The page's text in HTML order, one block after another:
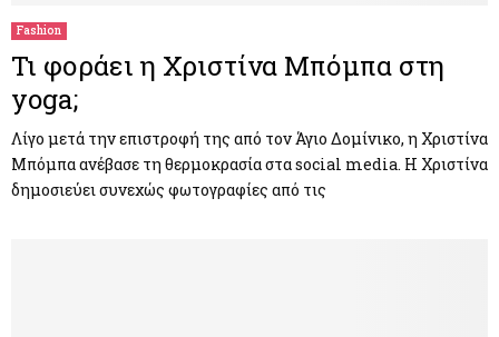
Fashion
Τι φοράει η Χριστίνα Μπόμπα στη
yoga;
Λίγο μετά την επιστροφή της από τον Άγιο Δομίνικο, η Χριστίνα
Μπόμπα ανέβασε τη θερμοκρασία στα social media. Η Χριστίνα
δημοσιεύει συνεχώς φωτογραφίες από τις